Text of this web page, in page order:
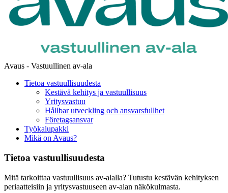
Avaus - Vastuullinen av-ala
Tietoa vastuullisuudesta
Kestävä kehitys ja vastuullisuus
Yritysvastuu
Hållbar utveckling och ansvarsfullhet
Företagsansvar
Työkalupakki
Mikä on Avaus?
Tietoa vastuullisuudesta
Mitä tarkoittaa vastuullisuus av-alalla? Tutustu kestävän kehityksen
periaatteisiin ja yritysvastuuseen av-alan näkökulmasta.